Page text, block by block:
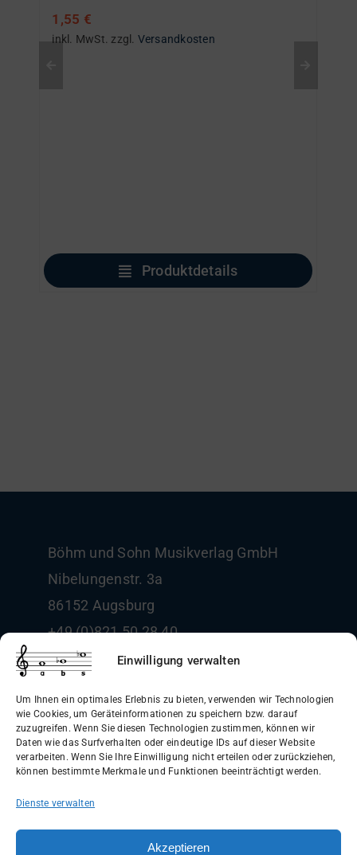
Einwilligung verwalten
Um Ihnen ein optimales Erlebnis zu bieten, verwenden wir Technologien
wie Cookies, um Geräteinformationen zu speichern bzw. darauf
zuzugreifen. Wenn Sie diesen Technologien zustimmen, können wir
Daten wie das Surfverhalten oder eindeutige IDs auf dieser Website
verarbeiten. Wenn Sie Ihre Einwilligung nicht erteilen oder zurückziehen,
können bestimmte Merkmale und Funktionen beeinträchtigt werden.
Dienste verwalten
Akzeptieren
1,55 €
inkl. MwSt. zzgl. Versandkosten
Produktdetails
Böhm und Sohn Musikverlag GmbH
Nibelungenstr. 3a
86152 Augsburg
+49 (0)821 50 28 40
info@boehm-und-sohn.de
Allgemeine Geschäftsbedingungen
Datenschutzerklärung
Widerrufsbelehrung